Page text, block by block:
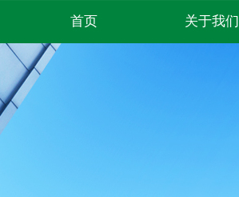
首页 关于我们